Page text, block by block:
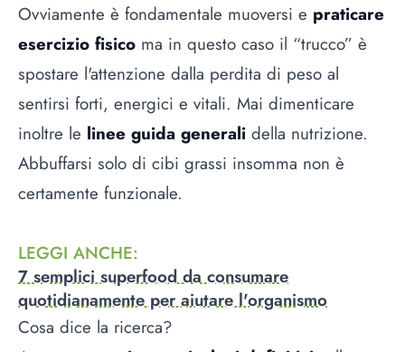
Ovviamente è fondamentale muoversi e praticare
esercizio fisico ma in questo caso il “trucco” è
spostare l'attenzione dalla perdita di peso al
sentirsi forti, energici e vitali. Mai dimenticare
inoltre le linee guida generali della nutrizione.
Abbuffarsi solo di cibi grassi insomma non è
certamente funzionale.
LEGGI ANCHE:
7 semplici superfood da consumare
quotidianamente per aiutare l'organismo
Cosa dice la ricerca?